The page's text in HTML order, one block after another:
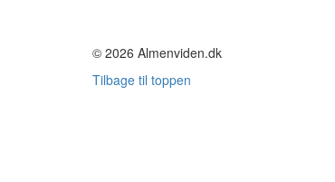
© 2026 Almenviden.dk
Tilbage til toppen